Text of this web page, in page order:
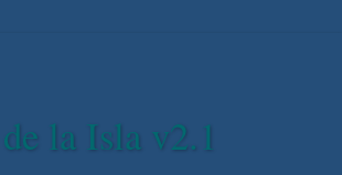
la Isla v2.1